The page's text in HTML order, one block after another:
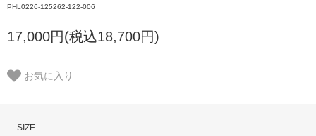
PHL0226-125262-122-006
17,000円(税込18,700円)
お気に入り
SIZE